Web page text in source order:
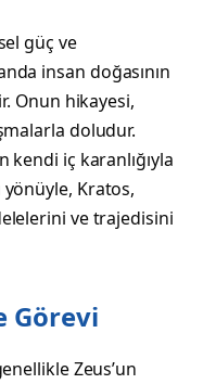
güç ve
insan doğasının
Onun hikayesi,
doludur.
kendi iç karanlığıyla
Kratos,
ve trajedisini
Görevi
Zeus’un